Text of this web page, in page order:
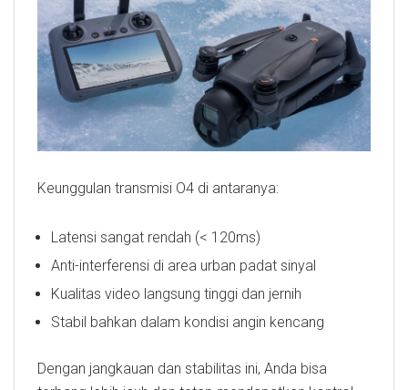
Keunggulan transmisi O4 di antaranya:
Latensi sangat rendah (< 120ms)
Anti-interferensi di area urban padat sinyal
Kualitas video langsung tinggi dan jernih
Stabil bahkan dalam kondisi angin kencang
Dengan jangkauan dan stabilitas ini, Anda bisa